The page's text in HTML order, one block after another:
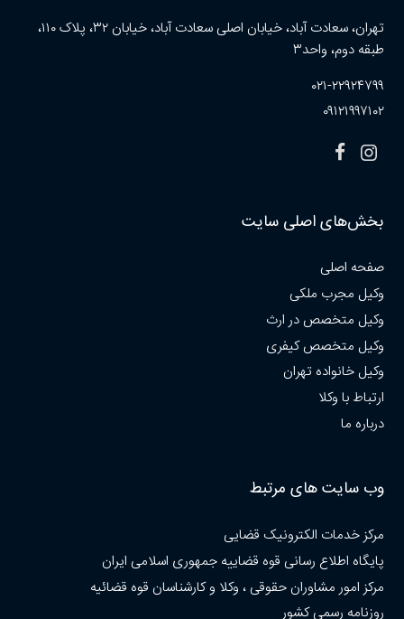
تهران، سعادت آباد، خیابان اصلی سعادت آباد، خیابان ۳۲، پلاک ۱۱۰،
طبقه دوم، واحد۳
۰۲۱-۲۲۹۲۴۷۹۹
۰۹۱۲۱۹۹۷۱۰۲
بخش‌های اصلی سایت
صفحه اصلی
وکیل مجرب ملکی
وکیل متخصص در ارث
وکیل متخصص کیفری
وکیل خانواده تهران
ارتباط با وکلا
درباره ما
وب سایت های مرتبط
مرکز خدمات الکترونیک قضایی
پایگاه اطلاع رسانی قوه قضاییه جمهوری اسلامی ایران
مرکز امور مشاوران حقوقی ، وکلا و کارشناسان قوه قضائیه
روزنامه رسمی کشور